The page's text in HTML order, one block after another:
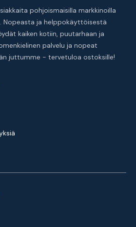
pohjoismaisilla markkinoilla
Nopeasta ja helppokäyttöisestä
kaiken kotiin, puutarhaan ja
palvelu ja nopeat
juttumme - tervetuloa ostoksille!